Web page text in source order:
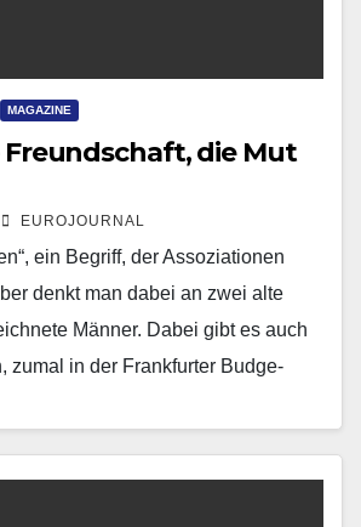
MAGAZINE
Freundschaft, die Mut
EUROJOURNAL
ein Begriff, der Assoziationen
denkt man dabei an zwei alte
Männer. Dabei gibt es auch
zumal in der Frankfurter Budge-